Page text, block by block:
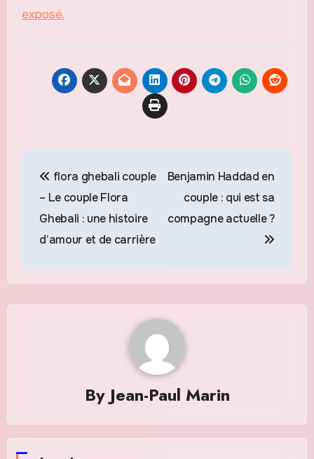
exposé.
de
l’article
flora ghebali couple
– Le couple Flora
Ghebali : une histoire
d’amour et de carrière
Benjamin Haddad en
couple : qui est sa
compagne actuelle ?
By Jean-Paul Marin